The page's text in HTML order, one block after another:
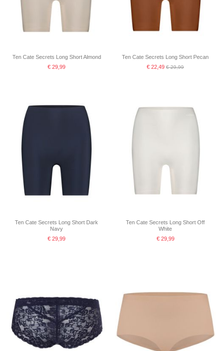
Ten Cate Secrets Long Short Almond
€ 29,99
Ten Cate Secrets Long Short Pecan
€ 22,49€ 29,99
Ten Cate Secrets Long Short Dark
Navy
€ 29,99
Ten Cate Secrets Long Short Off
White
€ 29,99